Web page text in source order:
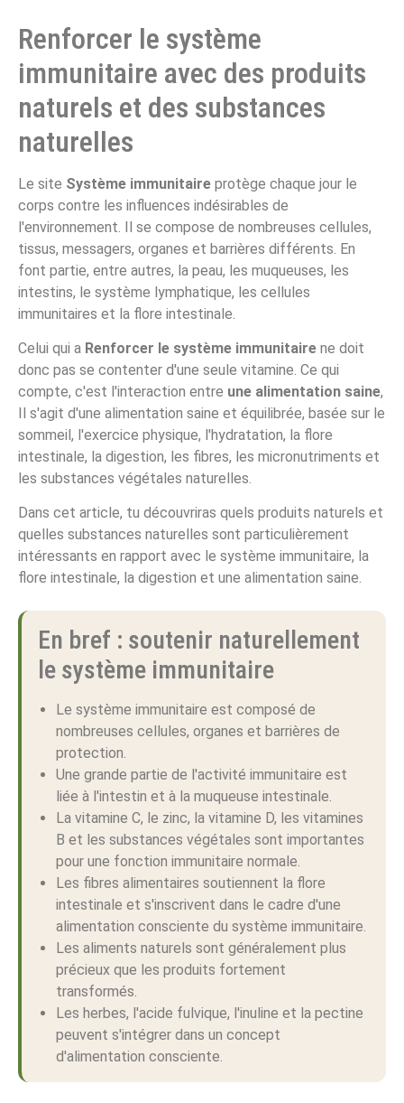
Renforcer le système
immunitaire avec des produits
naturels et des substances
naturelles
Le site Système immunitaire protège chaque jour le
corps contre les influences indésirables de
l'environnement. Il se compose de nombreuses cellules,
tissus, messagers, organes et barrières différents. En
font partie, entre autres, la peau, les muqueuses, les
intestins, le système lymphatique, les cellules
immunitaires et la flore intestinale.
Celui qui a Renforcer le système immunitaire ne doit
donc pas se contenter d'une seule vitamine. Ce qui
compte, c'est l'interaction entre une alimentation saine,
Il s'agit d'une alimentation saine et équilibrée, basée sur le
sommeil, l'exercice physique, l'hydratation, la flore
intestinale, la digestion, les fibres, les micronutriments et
les substances végétales naturelles.
Dans cet article, tu découvriras quels produits naturels et
quelles substances naturelles sont particulièrement
intéressants en rapport avec le système immunitaire, la
flore intestinale, la digestion et une alimentation saine.
En bref : soutenir naturellement
le système immunitaire
Le système immunitaire est composé de
nombreuses cellules, organes et barrières de
protection.
Une grande partie de l'activité immunitaire est
liée à l'intestin et à la muqueuse intestinale.
La vitamine C, le zinc, la vitamine D, les vitamines
B et les substances végétales sont importantes
pour une fonction immunitaire normale.
Les fibres alimentaires soutiennent la flore
intestinale et s'inscrivent dans le cadre d'une
alimentation consciente du système immunitaire.
Les aliments naturels sont généralement plus
précieux que les produits fortement
transformés.
Les herbes, l'acide fulvique, l'inuline et la pectine
peuvent s'intégrer dans un concept
d'alimentation consciente.